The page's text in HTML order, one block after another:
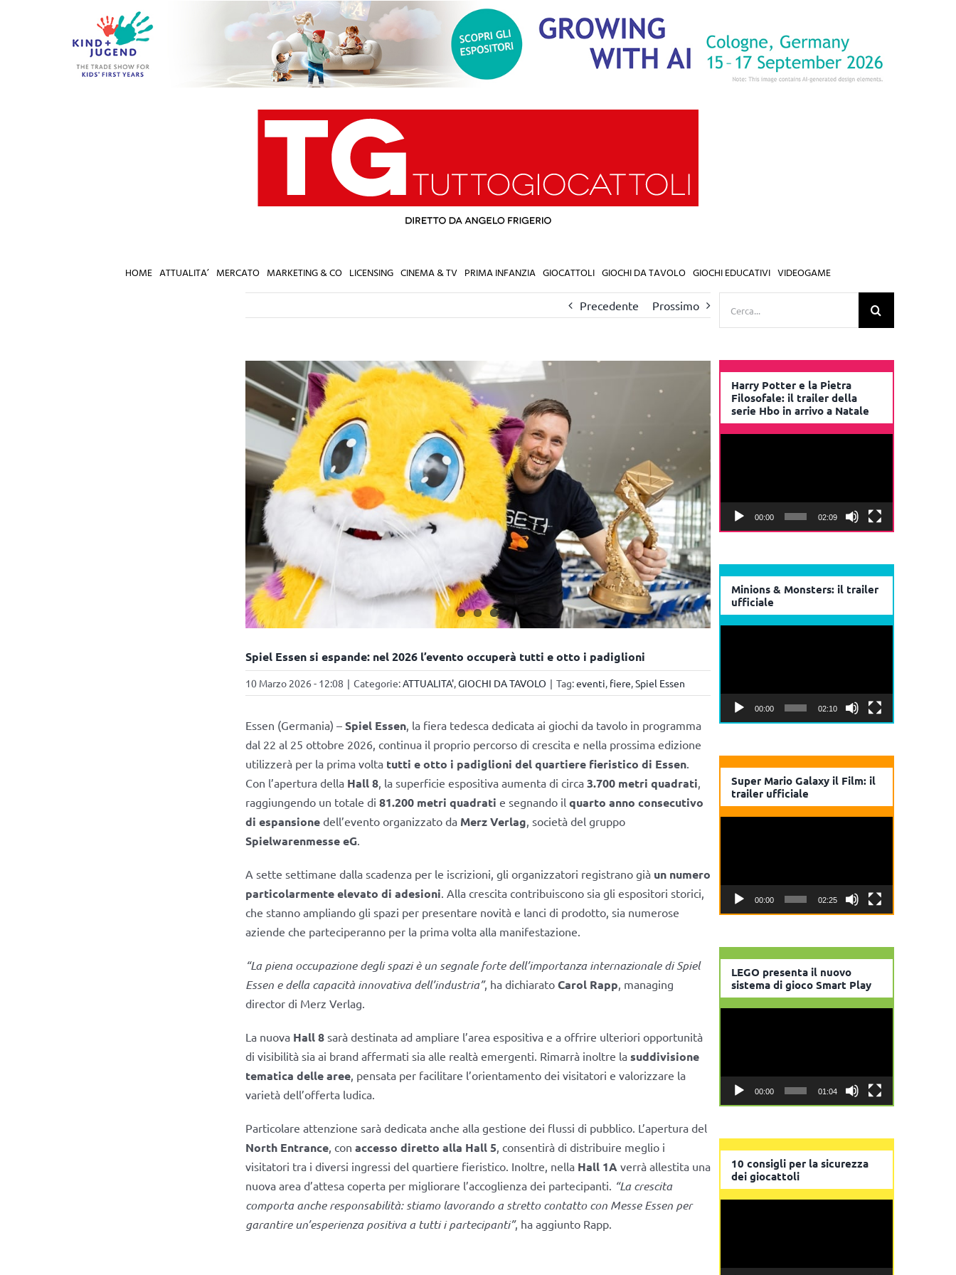
HOME ATTUALITA’ MERCATO MARKETING & CO LICENSING CINEMA & TV PRIMA INFANZIA GIOCATTOLI GIOCHI DA TAVOLO GIOCHI EDUCATIVI VIDEOGAME
Precedente Prossimo
Spiel Essen si espande: nel 2026 l’evento occuperà tutti e otto i padiglioni
10 Marzo 2026 - 12:08 | Categorie:ATTUALITA',GIOCHI DA TAVOLO | Tag:eventi, fiere,Spiel Essen
Essen (Germania) – Spiel Essen, la fiera tedesca dedicata ai giochi da tavolo in programma
dal 22 al 25 ottobre 2026, continua il proprio percorso di crescita e nella prossima edizione
utilizzerà per la prima volta tutti e otto i padiglioni del quartiere fieristico di Essen.
Con l’apertura della Hall 8, la superficie espositiva aumenta di circa 3.700 metri quadrati
raggiungendo un totale di 81.200 metri quadrati e segnando il quarto anno consecutivo
di espansionedell’evento organizzato da Merz Verlag , società del gruppo
Spielwarenmesse eG.
A sette settimane dalla scadenza per le iscrizioni, gli organizzatori registrano già un numero
particolarmente elevato di adesioni . Alla crescita contribuiscono sia gli espositori storici,
che stanno ampliando gli spazi per presentare novità e lanci di prodotto, sia numerose
aziende che parteciperanno per la prima volta alla manifestazione.
“La piena occupazione degli spazi è un segnale forte dell’importanza internazionale di Spiel
Essen e della capacità innovativa dell’industria”, ha dichiarato Carol Rapp , managing
director di Merz Verlag.
La nuova Hall 8sarà destinata ad ampliare l’area espositiva e a offrire ulteriori opportunità
di visibilità sia ai brand affermati sia alle realtà emergenti. Rimarrà inoltre la suddivisione
tematica delle aree, pensata per facilitare l’orientamento dei visitatori e valorizzare la
varietà dell’offerta ludica.
Particolare attenzione sarà dedicata anche alla gestione dei flussi di pubblico. L’apertura del
North Entrance, con accesso diretto alla Hall 5 , consentirà di distribuire meglio i
visitatori tra i diversi ingressi del quartiere fieristico. Inoltre, nella Hall 1A verrà allestita una
nuova area d’attesa coperta per migliorare l’accoglienza dei partecipanti. “La crescita
comporta anche responsabilità: stiamo lavorando a stretto contatto con Messe Essen per
garantire un’esperienza positiva a tutti i partecipanti”, ha aggiunto Rapp.
Harry Potter e la Pietra
Filosofale: il trailer della
serie Hbo in arrivo a Natale
00:00 02:09
Minions & Monsters: il trailer
ufficiale
00:00 02:10
Super Mario Galaxy il Film: il
trailer ufficiale
00:00 02:25
LEGO presenta il nuovo
sistema di gioco Smart Play
00:00 01:04
10 consigli per la sicurezza
dei giocattoli